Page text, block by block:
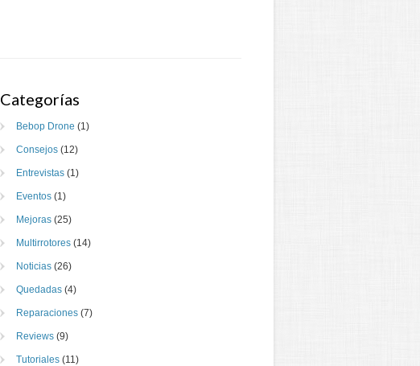
Categorías
Bebop Drone (1)
Consejos (12)
Entrevistas (1)
Eventos (1)
Mejoras (25)
Multirrotores (14)
Noticias (26)
Quedadas (4)
Reparaciones (7)
Reviews (9)
Tutoriales (11)